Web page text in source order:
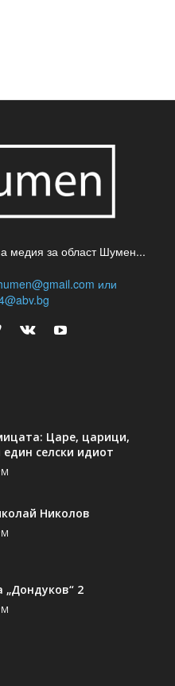
медия за област Шумен...
или
Царе, царици,
селски идиот
Николов
„Дондуков“ 2